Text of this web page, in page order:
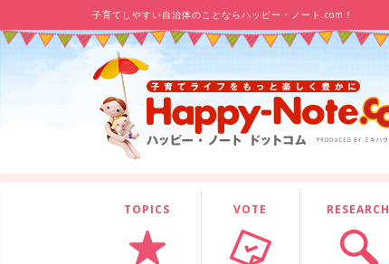
子育てしやすい自治体のことならハッピー・ノート.com！
TOPICS VOTE RESEARCH